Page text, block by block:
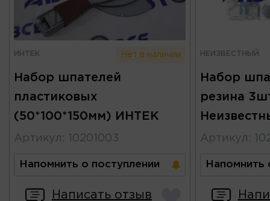
ИНТЕК Нет в наличии
Набор шпателей
пластиковых
(50*100*150мм) ИНТЕК
Артикул : 10201003
Напомнить о поступлении
Написать отзыв
НЕИЗВЕСТНЫЙ
Набор
резина
Артикул :
Напомнить